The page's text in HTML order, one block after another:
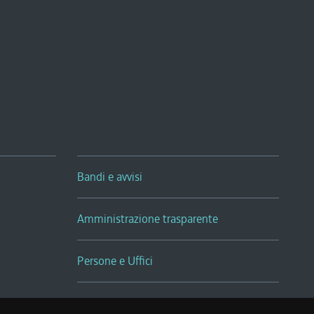
Bandi e avvisi
Amministrazione trasparente
Persone e Uffici
Sala Tiziano Tessitori